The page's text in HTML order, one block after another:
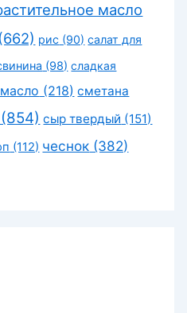
масло
(662) рис (90) салат для
(98) сладкая
(218) сметана
(854) сыр твердый (151)
(112) чеснок (382)